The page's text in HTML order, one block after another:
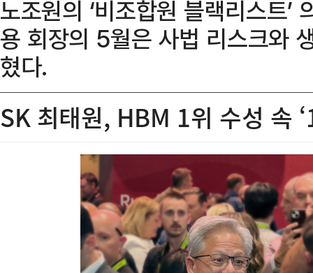
노조원의 ‘비조합원 블랙리스트’
용 회장의 5월은 사법 리스크와
혔다.
SK 최태원, HBM 1위 수성 속